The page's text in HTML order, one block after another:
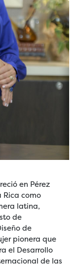
en Pérez
Rica como
latina,
de
de
pionera que
el Desarrollo
de las